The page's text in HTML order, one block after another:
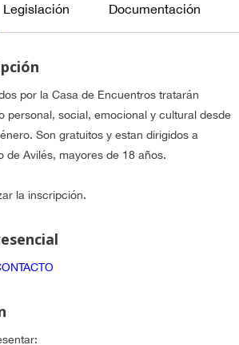
Legislación Documentación
por la Casa de Encuentros tratarán
personal, social, emocional y cultural desde
Son gratuitos y estan dirigidos a
de Avilés, mayores de 18 años.
la inscripción.
: